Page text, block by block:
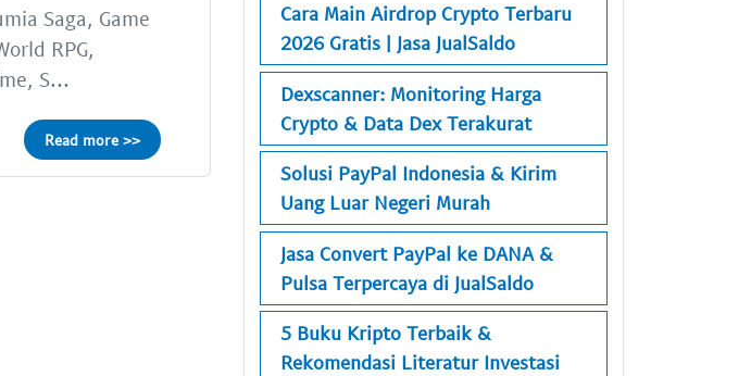
Saga, Game
RPG,
S...
Read more >>
Cara Main Airdrop Crypto Terbaru
2026 Gratis | Jasa JualSaldo
Dexscanner: Monitoring Harga
Crypto & Data Dex Terakurat
Solusi PayPal Indonesia & Kirim
Uang Luar Negeri Murah
Jasa Convert PayPal ke DANA &
Pulsa Terpercaya di JualSaldo
5 Buku Kripto Terbaik &
Rekomendasi Literatur Investasi